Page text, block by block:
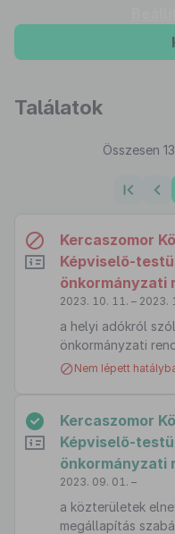
Találatok
Összesen
Kercaszomor
Képviselő-
önkormányzati
2023. 10. 11. – 2023.
a helyi adókról
önkormányzati
Nem lépett
Kercaszomor
Képviselő-
önkormányzati
2023. 09. 01. –
a közterületek
megállapítás